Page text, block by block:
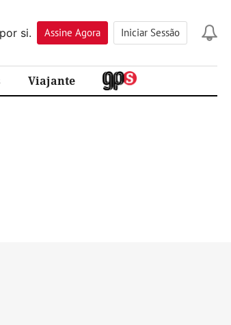
si.
Assine Agora Iniciar Sessão
Viajante